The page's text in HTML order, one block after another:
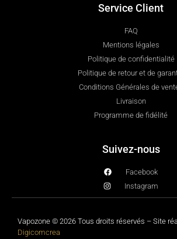
Service Client
FAQ
Mentions légales
Politique de confidentialité
Politique de retour et de
Conditions Générales de
Livraison
Programme de fidélité
Suivez-nous
Facebook
Instagram
Vapozone © 2026 Tous droits réservés – Site
Digicomcrea